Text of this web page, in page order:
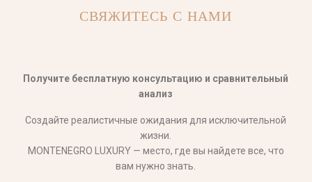
СВЯЖИТЕСЬ С НАМИ
Получите бесплатную консультацию и сравнительный
анализ
Создайте реалистичные ожидания для исключительной
жизни.
MONTENEGRO LUXURY — место, где вы найдете все, что
вам нужно знать.